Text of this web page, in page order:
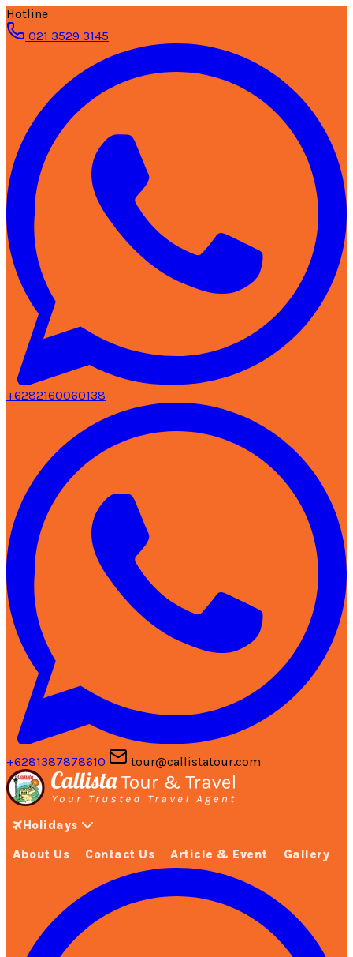
Hotline
021 3529 3145
+6282160060138
+6281387878610 tour@callistatour.com
Holidays
About Us Contact Us Article & Event Gallery